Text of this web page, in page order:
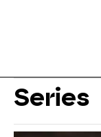
Series